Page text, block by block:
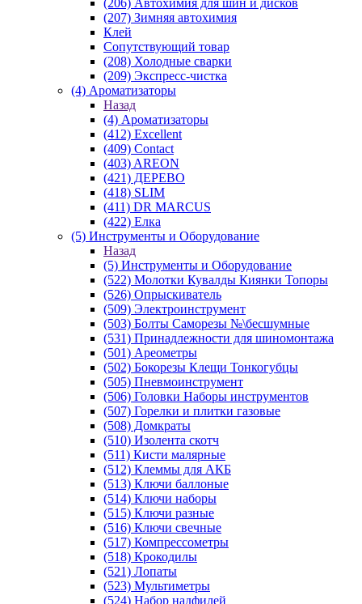
(206) Автохимия для шин и дисков
(207) Зимняя автохимия
Клей
Сопутствующий товар
(208) Холодные сварки
(209) Экспреcс-чистка
(4) Ароматизаторы
Назад
(4) Ароматизаторы
(412) Excellent
(409) Contact
(403) AREON
(421) ДЕРЕВО
(418) SLIM
(411) DR MARCUS
(422) Елка
(5) Инструменты и Оборудование
Назад
(5) Инструменты и Оборудование
(522) Молотки Кувалды Киянки Топоры
(526) Опрыскиватель
(509) Электроинструмент
(503) Болты Саморезы №\бесшумные
(531) Принадлежности для шиномонтажа
(501) Ареометры
(502) Бокорезы Клещи Тонкогубцы
(505) Пневмоинструмент
(506) Головки Наборы инструментов
(507) Горелки и плитки газовые
(508) Домкраты
(510) Изолента скотч
(511) Кисти малярные
(512) Клеммы для АКБ
(513) Ключи баллоные
(514) Ключи наборы
(515) Ключи разные
(516) Ключи свечные
(517) Компрессометры
(518) Крокодилы
(521) Лопаты
(523) Мультиметры
(524) Набор надфилей